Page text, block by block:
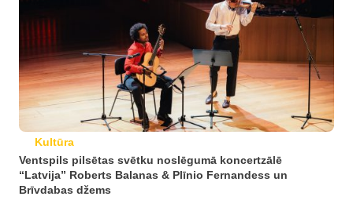
Kultūra
Ventspils pilsētas svētku noslēgumā koncertzālē
“Latvija” Roberts Balanas & Plīnio Fernandess un
Brīvdabas džems